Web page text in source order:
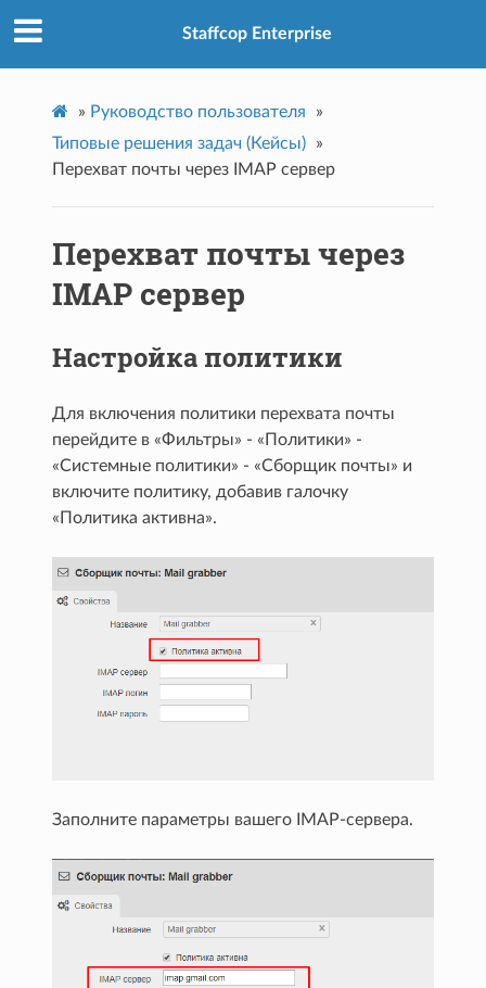
Staffcop Enterprise
» Руководство пользователя
»
Типовые решения задач (Кейсы)
»
Перехват почты через IMAP сервер
Перехват почты через
IMAP сервер
Настройка политики
Для включения политики перехвата почты
перейдите в «Фильтры» - «Политики» -
«Системные политики» - «Сборщик почты» и
включите политику, добавив галочку
«Политика активна».
Заполните параметры вашего IMAP-сервера.